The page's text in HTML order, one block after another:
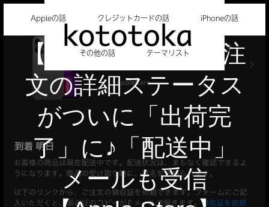
Appleの話 クレジットカードの話 iPhoneの話
その他の話 テーマリスト
【iPhone 13 Pro】注
文の詳細ステータス
がついに「出荷完
了」に♪「配送中」
メールも受信